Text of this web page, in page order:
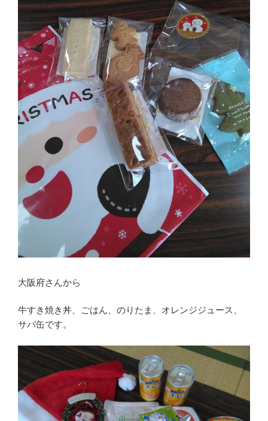
大阪府さんから
牛すき焼き丼、ごはん、のりたま、オレンジジュース、
サバ缶です。